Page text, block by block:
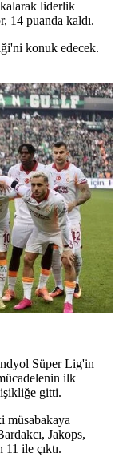
kalarak liderlik
14 puanda kaldı.
konuk edecek.
Süper Lig'in
ilk
gitti.
müsabakaya
Jakops,
ile çıktı.